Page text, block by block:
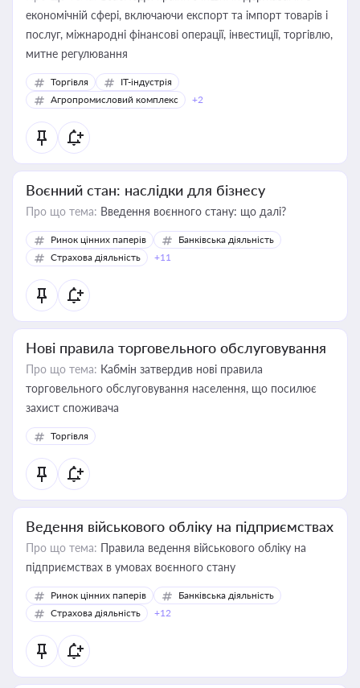
економічній сфері, включаючи експорт та імпорт товарів і
послуг, міжнародні фінансові операції, інвестиції, торгівлю,
митне регулювання
Торгівля
IT-індустрія
Агропромисловий комплекс
+2
Воєнний стан: наслідки для бізнесу
Про що тема: Введення воєнного стану: що далі?
Ринок цінних паперів
Банківська діяльність
Страхова діяльність
+11
Нові правила торговельного обслуговування
Про що тема: Кабмін затвердив нові правила
торговельного обслуговування населення, що посилює
захист споживача
Торгівля
Ведення військового обліку на підприємствах
Про що тема: Правила ведення військового обліку на
підприємствах в умовах воєнного стану
Ринок цінних паперів
Банківська діяльність
Страхова діяльність
+12